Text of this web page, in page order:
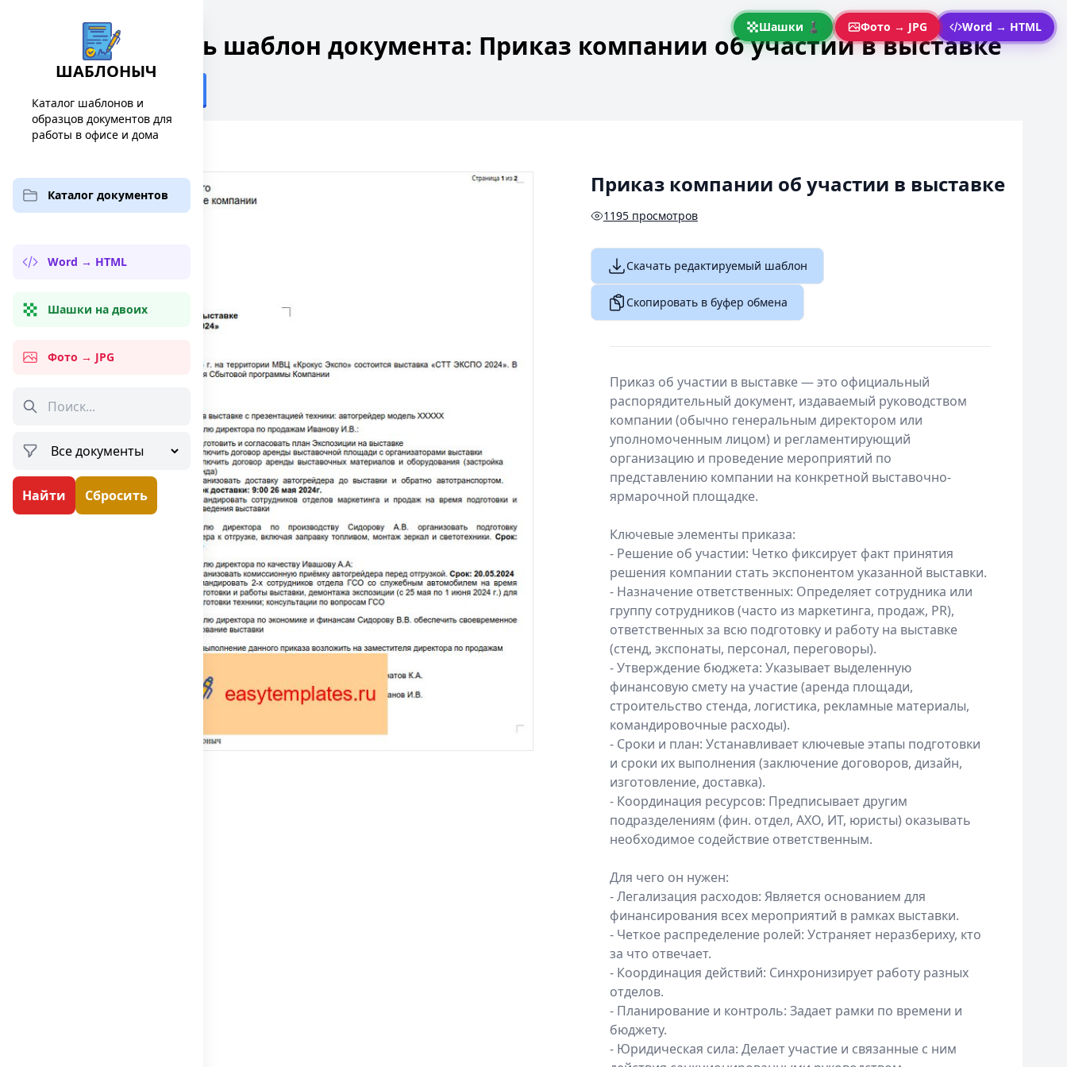
Word → HTML
Шашки ♟ Фото → JPG
ШАБЛОНЫЧ
Каталог шаблонов и
образцов документов для
работы в офисе и дома
Каталог документов
Word → HTML
Шашки на двоих
Фото → JPG
Найти Сбросить
Скачать шаблон документа: Приказ компании об участии в выставке
Приказ компании об участии в выставке
1195 просмотров
Скачать редактируемый шаблон
Скопировать в буфер обмена
Приказ об участии в выставке — это официальный
распорядительный документ, издаваемый руководством
компании (обычно генеральным директором или
уполномоченным лицом) и регламентирующий
организацию и проведение мероприятий по
представлению компании на конкретной выставочно-
ярмарочной площадке.
Ключевые элементы приказа:
- Решение об участии: Четко фиксирует факт принятия
решения компании стать экспонентом указанной выставки.
- Назначение ответственных: Определяет сотрудника или
группу сотрудников (часто из маркетинга, продаж, PR),
ответственных за всю подготовку и работу на выставке
(стенд, экспонаты, персонал, переговоры).
- Утверждение бюджета: Указывает выделенную
финансовую смету на участие (аренда площади,
строительство стенда, логистика, рекламные материалы,
командировочные расходы).
- Сроки и план: Устанавливает ключевые этапы подготовки
и сроки их выполнения (заключение договоров, дизайн,
изготовление, доставка).
- Координация ресурсов: Предписывает другим
подразделениям (фин. отдел, АХО, ИТ, юристы) оказывать
необходимое содействие ответственным.
Для чего он нужен:
- Легализация расходов: Является основанием для
финансирования всех мероприятий в рамках выставки.
- Четкое распределение ролей: Устраняет неразбериху, кто
за что отвечает.
- Координация действий: Синхронизирует работу разных
отделов.
- Планирование и контроль: Задает рамки по времени и
бюджету.
- Юридическая сила: Делает участие и связанные с ним